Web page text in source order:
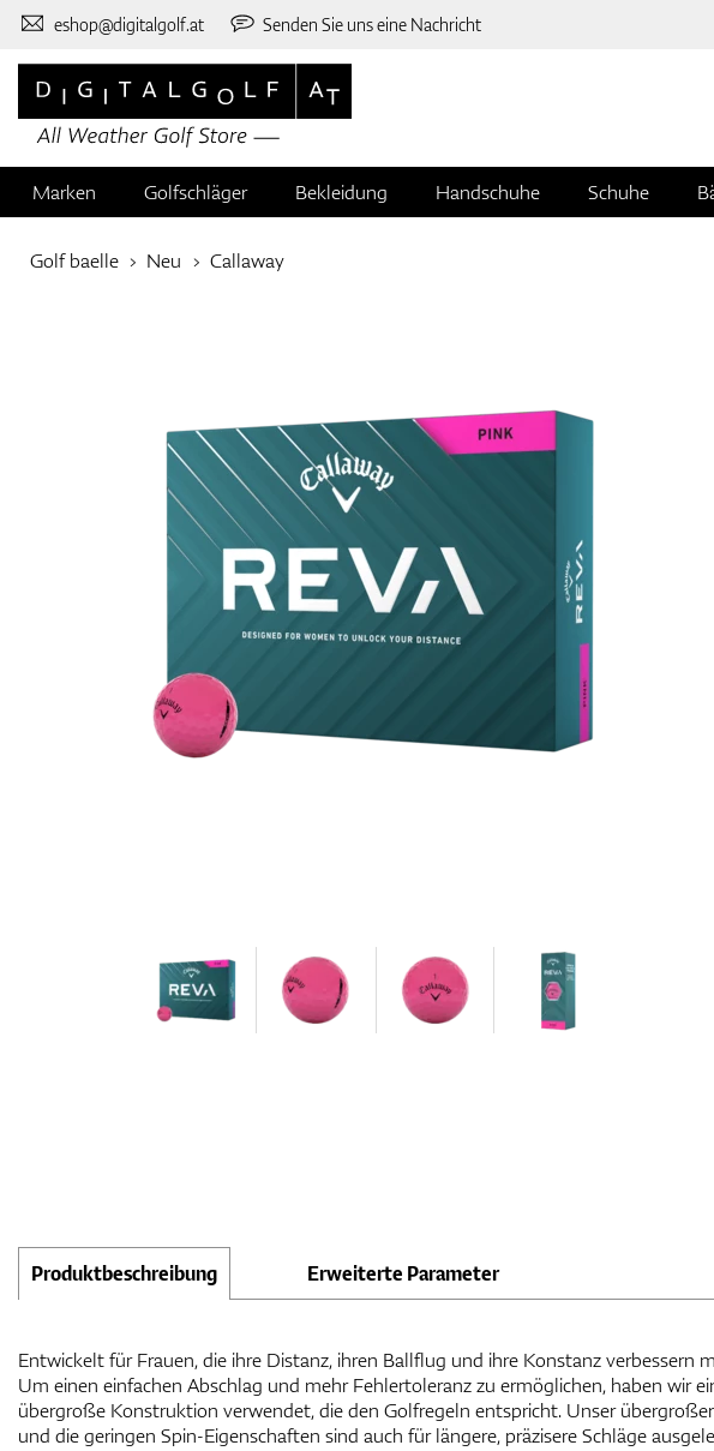
eshop@digitalgolf.at Senden Sie uns eine Nachricht
Marken Golfschläger Bekleidung Handschuhe Schuhe
Golf baelle Neu Callaway
Produktbeschreibung Erweiterte Parameter
Entwickelt für Frauen, die ihre Distanz, ihren Ballflug und ihre Konstanz verbessern
Um einen einfachen Abschlag und mehr Fehlertoleranz zu ermöglichen, haben wir
übergroße Konstruktion verwendet, die den Golfregeln entspricht. Unser
und die geringen Spin-Eigenschaften sind auch für längere, präzisere Schläge